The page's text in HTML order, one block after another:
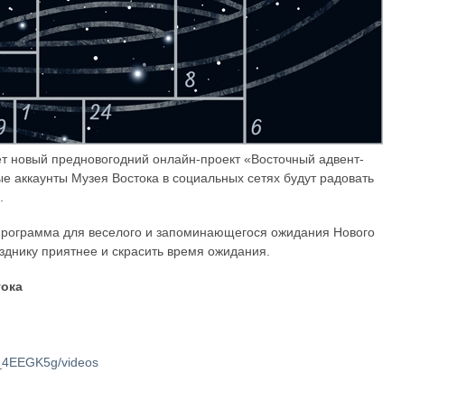
новый предновогодний онлайн-проект «Восточный адвент-
Музея Востока в социальных сетях будут радовать
для веселого и запоминающегося ожидания Нового
приятнее и скрасить время ожидания.
videos